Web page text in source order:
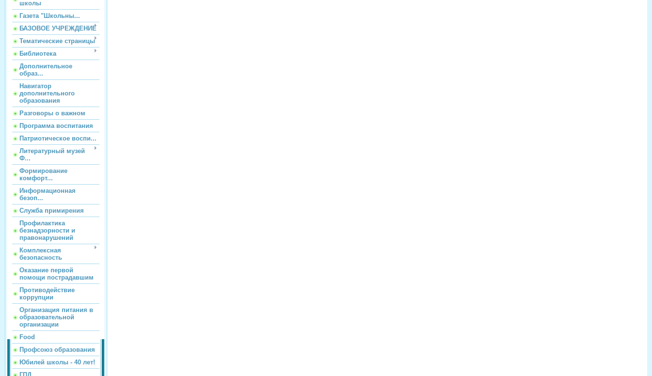
школы
Газета "Школьны...
БАЗОВОЕ УЧРЕЖДЕНИЕ
Тематические страницы
Библиотека
Дополнительное
образ...
Навигатор
дополнительного
образования
Разговоры о важном
Программа воспитания
Патриотическое воспи...
Литературный музей
Ф...
Формирование
комфорт...
Информационная
безоп...
Служба примирения
Профилактика
безнадзорности и
правонарушений
Комплексная
безопасность
Оказание первой
помощи пострадавшим
Противодействие
коррупции
Организация питания в
образовательной
организации
Food
Профсоюз образования
Юбилей школы - 40 лет!